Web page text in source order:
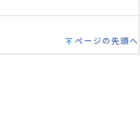
ページの先頭へ